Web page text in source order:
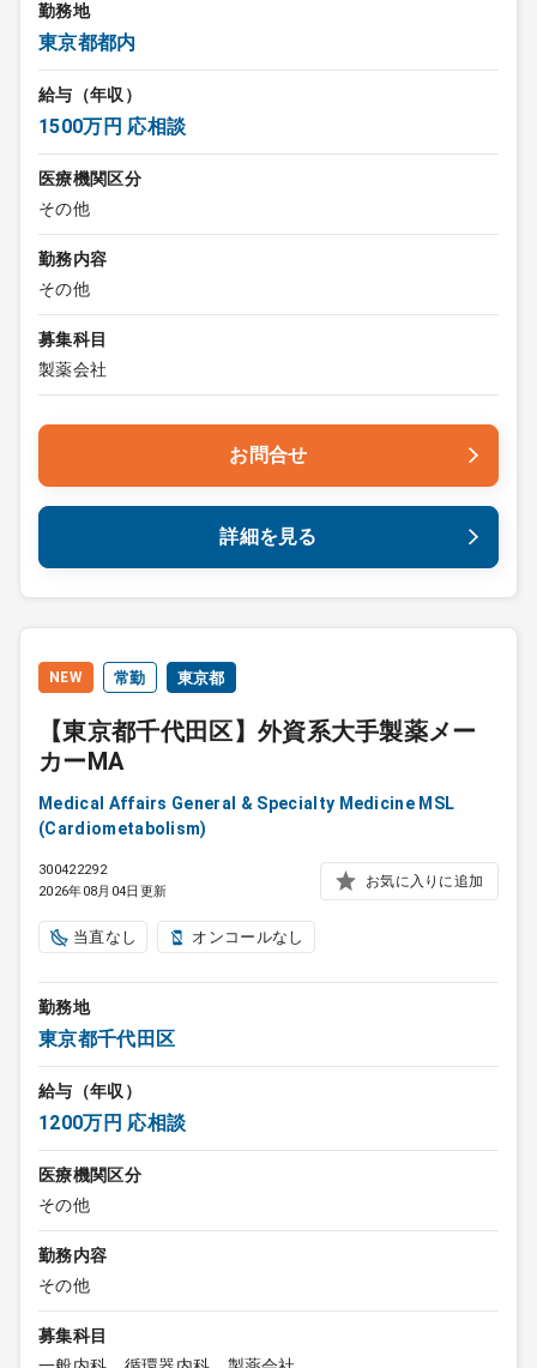
勤務地
東京都都内
給与（年収）
1500万円 応相談
医療機関区分
その他
勤務内容
その他
募集科目
製薬会社
お問合せ
詳細を見る
NEW 常勤 東京都
【東京都千代田区】外資系大手製薬メー
カーMA
Medical Affairs General & Specialty Medicine MSL
(Cardiometabolism)
300422292
2026年08月04日更新
お気に入りに追加
当直なし オンコールなし
勤務地
東京都千代田区
給与（年収）
1200万円 応相談
医療機関区分
その他
勤務内容
その他
募集科目